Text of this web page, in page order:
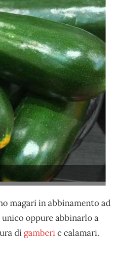
magari in abbinamento ad
oppure abbinarlo a
di gamberie calamari.